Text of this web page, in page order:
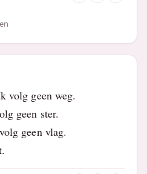
volg geen weg.
geen ster.
geen vlag.